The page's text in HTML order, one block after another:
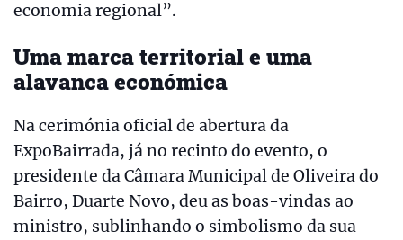
economia regional”.
Uma marca territorial e uma
alavanca económica
Na cerimónia oficial de abertura da
ExpoBairrada, já no recinto do evento, o
presidente da Câmara Municipal de Oliveira do
Bairro, Duarte Novo, deu as boas-vindas ao
ministro, sublinhando o simbolismo da sua